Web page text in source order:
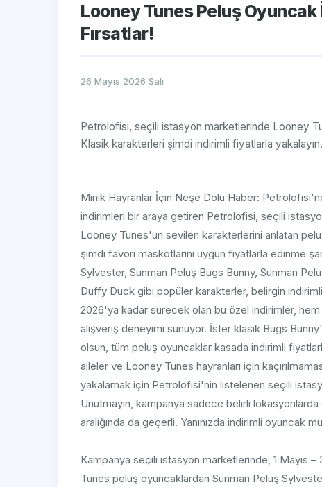
Looney Tunes Peluş
Fırsatlar!
26 Mayıs 2026 Salı
Petrolofisi, seçili istasyon marketlerinde Looney
Klasik karakterleri şimdi indirimli fiyatlarla yakalayın.
Minik Hayranlar İçin Neşe Dolu Haber:
indirimleri bir araya getiren Petrolofisi, seçili
Looney Tunes'un sevilen karakterlerini anlatan
şimdi favori maskotlarını uygun fiyatlarla edinme
Sylvester, Sunman Peluş Bugs Bunny, Sunman
Duffy Duck gibi popüler karakterler, belirgin
2026'ya kadar sürecek olan bu özel indirimler,
alışveriş deneyimi sunuyor. İster klasik Bugs
olsun, tüm peluş oyuncaklar kasada indirimli
aileler ve Looney Tunes hayranları için
yakalamak için Petrolofisi'nin listelenen seçili
Unutmayın, kampanya sadece belirli
aralığında da geçerli. Yanınızda indirimli oyuncak
Kampanya seçili istasyon marketlerinde, 1 Mayıs
Tunes peluş oyuncaklardan Sunman Peluş